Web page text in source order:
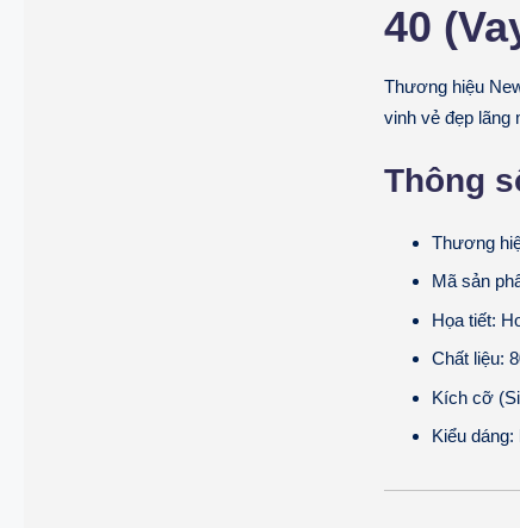
40
Thương hiệu
vinh vẻ đẹp lãng
Thông
Thương
Mã sản
Họa tiết:
Chất liệu:
Kích cỡ
Kiểu